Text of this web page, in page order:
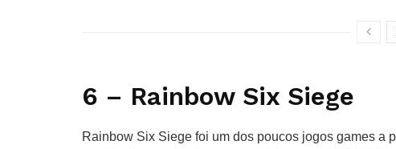
6 – Rainbow Six Siege
Rainbow Six Siege foi um dos poucos jogos games a